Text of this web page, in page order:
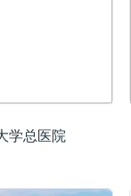
学总医院